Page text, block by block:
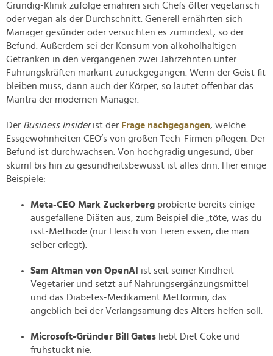
Grundig-Klinik zufolge ernähren sich Chefs öfter vegetarisch
oder vegan als der Durchschnitt. Generell ernährten sich
Manager gesünder oder versuchten es zumindest, so der
Befund. Außerdem sei der Konsum von alkoholhaltigen
Getränken in den vergangenen zwei Jahrzehnten unter
Führungskräften markant zurückgegangen. Wenn der Geist fit
bleiben muss, dann auch der Körper, so lautet offenbar das
Mantra der modernen Manager.
Der Business Insiderist der Frage nachgegangen, welche
Essgewohnheiten CEO’s von großen Tech-Firmen pflegen. Der
Befund ist durchwachsen. Von hochgradig ungesund, über
skurril bis hin zu gesundheitsbewusst ist alles drin. Hier einige
Beispiele:
Meta-CEO Mark Zuckerberg probierte bereits einige
ausgefallene Diäten aus, zum Beispiel die „töte, was du
isst-Methode (nur Fleisch von Tieren essen, die man
selber erlegt).
Sam Altman von OpenAI
ist seit seiner Kindheit
Vegetarier und setzt auf Nahrungsergänzungsmittel
und das Diabetes-Medikament Metformin, das
angeblich bei der Verlangsamung des Alters helfen soll.
Microsoft-Gründer Bill Gates liebt Diet Coke und
frühstückt nie.